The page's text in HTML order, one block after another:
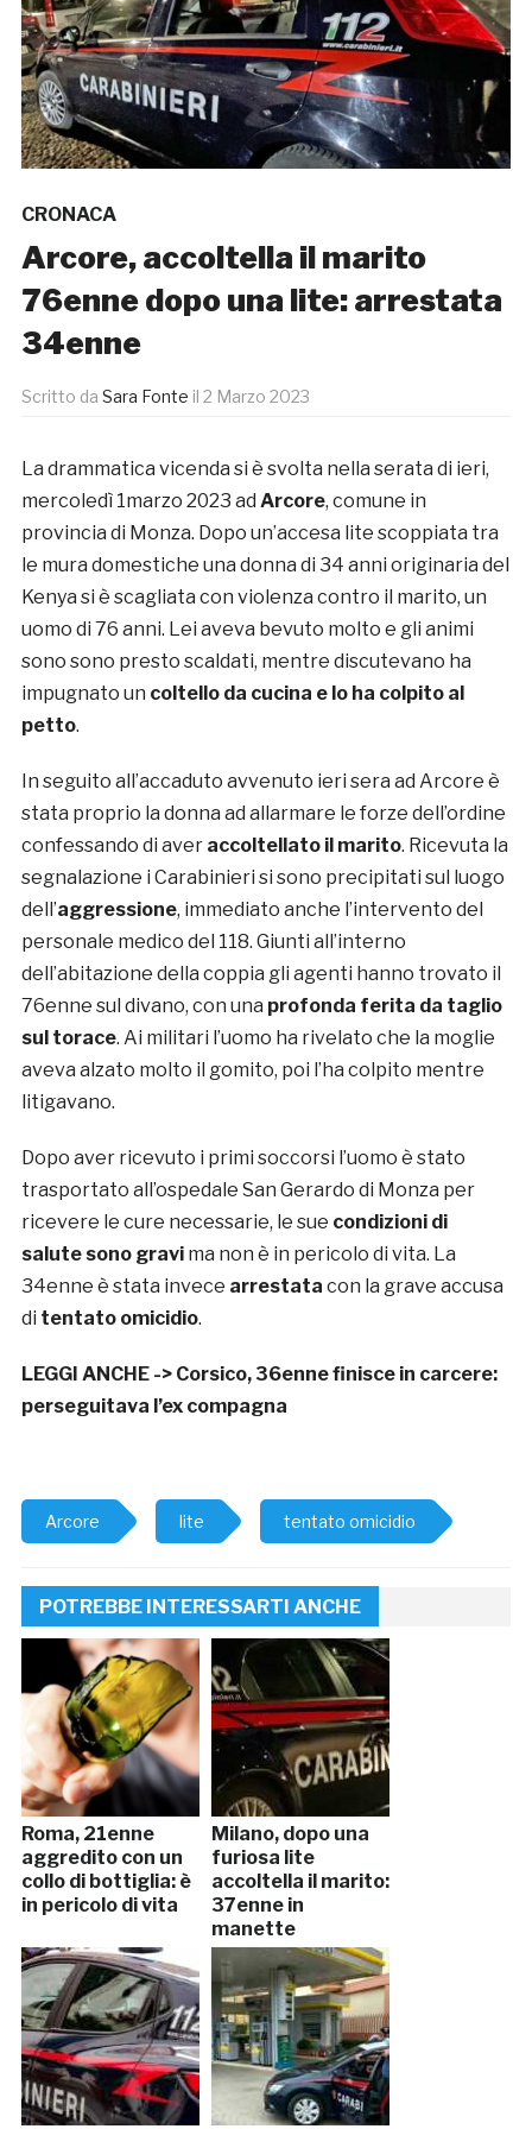
CRONACA
Arcore, accoltella il marito
76enne dopo una lite: arrestata
34enne
Scritto da Sara Fonte il 2 Marzo 2023
La drammatica vicenda si è svolta nella serata di ieri,
mercoledì 1marzo 2023 ad Arcore, comune in
provincia di Monza. Dopo un’accesa lite scoppiata tra
le mura domestiche una donna di 34 anni originaria del
Kenya si è scagliata con violenza contro il marito, un
uomo di 76 anni. Lei aveva bevuto molto e gli animi
sono sono presto scaldati, mentre discutevano ha
impugnato un coltello da cucina e lo ha colpito al
petto.
In seguito all’accaduto avvenuto ieri sera ad Arcore è
stata proprio la donna ad allarmare le forze dell’ordine
confessando di aver accoltellato il marito. Ricevuta la
segnalazione i Carabinieri si sono precipitati sul luogo
dell’aggressione, immediato anche l’intervento del
personale medico del 118. Giunti all’interno
dell’abitazione della coppia gli agenti hanno trovato il
76enne sul divano, con una profonda ferita da taglio
sul torace. Ai militari l’uomo ha rivelato che la moglie
aveva alzato molto il gomito, poi l’ha colpito mentre
litigavano.
Dopo aver ricevuto i primi soccorsi l’uomo è stato
trasportato all’ospedale San Gerardo di Monza per
ricevere le cure necessarie, le sue condizioni di
salute sono gravima non è in pericolo di vita. La
34enne è stata invece arrestata con la grave accusa
di tentato omicidio.
LEGGI ANCHE -> Corsico, 36enne finisce in carcere:
perseguitava l’ex compagna
Arcore lite tentato omicidio
POTREBBE INTERESSARTI ANCHE
Roma, 21enne
aggredito con un
collo di bottiglia: è
in pericolo di vita
Milano, dopo una
furiosa lite
accoltella il marito:
37enne in
manette